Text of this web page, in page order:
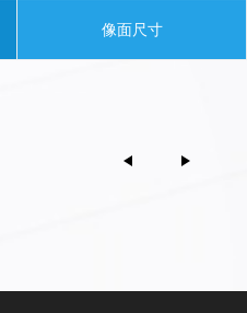
像面尺寸